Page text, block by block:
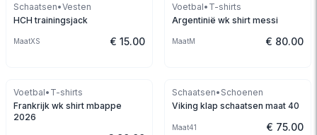
Schaatsen•Vesten
HCH trainingsjack
MaatXS € 15.00
Voetbal• T-shirts
Argentinië wk shirt messi
MaatM € 80.00
Voetbal• T-shirts
Frankrijk wk shirt mbappe
2026
Schaatsen• Schoenen
Viking klap schaatsen maat 40
Maat41 € 75.00